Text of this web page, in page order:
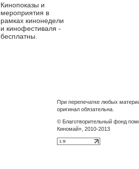
Кинопоказы и
мероприятия в
рамках кинонедели
и кинофестиваля -
бесплатны.
При перепечатке любых
оригинал обязательна.
© Благотворительный фонд
Киномай», 2010-2013